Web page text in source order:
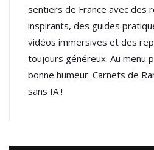
sentiers de France avec des
inspirants, des guides
vidéos immersives et des
toujours généreux. Au menu
bonne humeur. Carnets de
sans IA !